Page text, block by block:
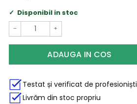
Disponibil in stoc
− +
ADAUGA IN COS
Testat și verificat de profesioniști
Livrăm din stoc propriu